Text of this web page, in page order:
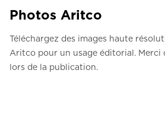
Photos Aritco
Téléchargez des images haute
Aritco pour un usage éditorial.
lors de la publication.